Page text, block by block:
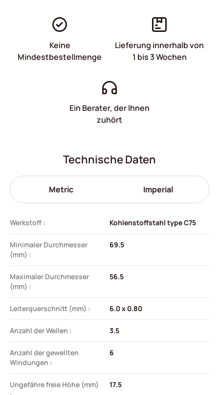
Keine
Mindestbestellmenge
Lieferung innerhalb von
1 bis 3 Wochen
Ein Berater, der Ihnen
zuhört
Technische Daten
Metric Imperial
Werkstoff : Kohlenstoffstahl type C75
Minimaler Durchmesser
(mm) :
69.5
Maximaler Durchmesser
(mm) :
56.5
Leiterquerschnitt (mm) : 6.0 x 0.80
Anzahl der Wellen : 3.5
Anzahl der gewellten
Windungen :
6
Ungefähre freie Höhe (mm)
17.5